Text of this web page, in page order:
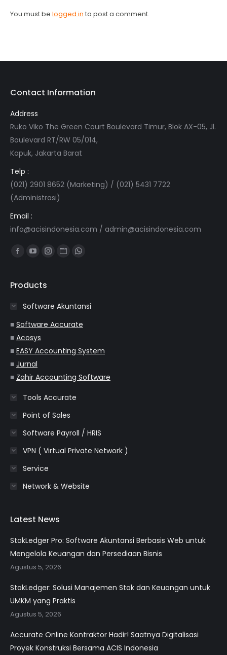
You must be logged in to post a comment.
Contact Information
Address
Ruko Viko The Green Court Boulevard Timur, Blok AX-05, Jl.
Boulevard RT/RW 05/014,
Kapuk, Jakarta Barat
Telp :
(021) 2901 8652 (Marketing) / (021) 5431 7722
(Administrasi)
Email :
info@acisindonesia.com / admin@acisindonesia.com
Find us on:
Facebook
opens
new
window
YouTube
opens
new
window
Instagram
new
window
Website
new
window
Whatsapp
new
window
Products
Software Akuntansi
■ Software Accurate
■ Acosys
■ EASY Accounting System
■ Jurnal
■ Zahir Accounting Software
Tools Accurate
Point of Sales
Software Payroll / HRIS
VPN ( Virtual Private Network )
Service
Network & Website
Latest News
StokLedger Pro: Software Akuntansi Berbasis Web untuk
Mengelola Keuangan dan Persediaan Bisnis
Agustus 5, 2026
StokLedger: Solusi Manajemen Stok dan Keuangan untuk
UMKM yang Praktis
Agustus 5, 2026
Accurate Online Kontraktor Hadir! Saatnya Digitalisasi
Proyek Konstruksi Bersama ACIS Indonesia